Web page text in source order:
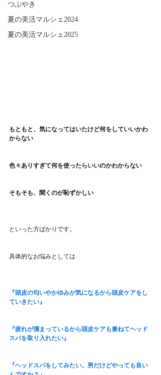
つぶやき
夏の美活マルシェ2024
夏の美活マルシェ2025
もともと、気になってはいたけど何をしていいかわ
からない
色々ありすぎて何を使ったらいいのかわからない
そもそも、聞くのが恥ずかしい
といった方ばかりです。
具体的なお悩みとしては
『頭皮の匂いやかゆみが気になるから頭皮ケアをし
ていきたい』
『疲れが溜まっているから頭皮ケアも兼ねてヘッド
スパを取り入れたい』
『ヘッドスパをしてみたい。男だけどやっても良い